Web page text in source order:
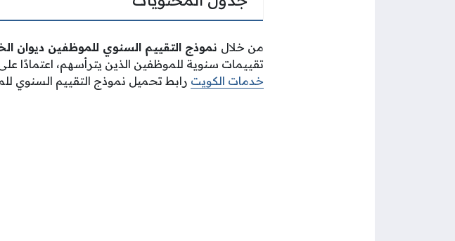
من خلال نموذج التقييم السنوي للموظفين ديوان
تقييمات سنوية للموظفين الذين يترأسهم، اعتمادًا
خدمات الكويت رابط تحميل نموذج التقييم السنوي